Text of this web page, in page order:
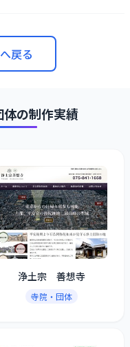
戻る
の制作実績
浄土宗 善想寺
寺院・団体